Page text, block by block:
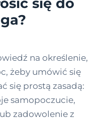
się do
na określenie,
żeby umówić się
się prostą zasadą:
samopoczucie,
zadowolenie z